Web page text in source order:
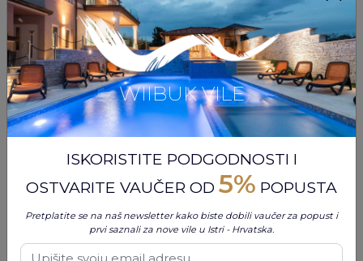
BANJOLE, MEDULIN, HRVATSKA
Novo
Od € 555 / tjedan
WIIBUK VILE
ISKORISTITE PODGODNOSTI I
OSTVARITE VAUČER OD 5% POPUSTA
Pretplatite se na naš newsletter kako biste dobili vaučer za popust i
prvi saznali za nove vile u Istri - Hrvatska.